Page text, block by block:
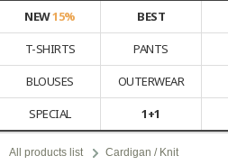
NEW15% BEST
T-SHIRTS
PANTS
BLOUSES
OUTERWEAR
SPECIAL
1+1
All products list Cardigan / Knit